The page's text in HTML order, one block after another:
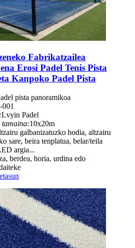
Fabrikatzailea
Erosi Padel Tenis Pista
Kanpoko Padel Pista
pista panoramikoa
001
Lvyin Padel
tamaina:10x20m
galbanizatuzko hodia, altzairu
sare, beira tenplatua, belar/teila
argia...
berdea, horia, urdina edo